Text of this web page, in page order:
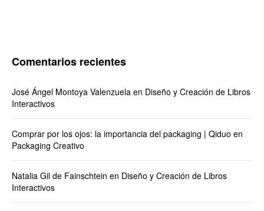
Comentarios recientes
José Ángel Montoya Valenzuela en Diseño y Creación de Libros
Interactivos
Comprar por los ojos: la importancia del packaging | Qiduo en
Packaging Creativo
Natalia Gil de Fainschtein en Diseño y Creación de Libros
Interactivos